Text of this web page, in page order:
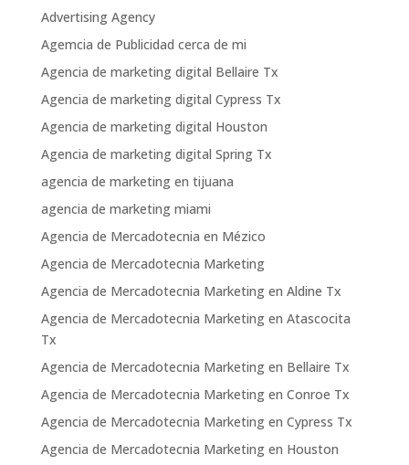
Advertising Agency
Agemcia de Publicidad cerca de mi
Agencia de marketing digital Bellaire Tx
Agencia de marketing digital Cypress Tx
Agencia de marketing digital Houston
Agencia de marketing digital Spring Tx
agencia de marketing en tijuana
agencia de marketing miami
Agencia de Mercadotecnia en Mézico
Agencia de Mercadotecnia Marketing
Agencia de Mercadotecnia Marketing en Aldine Tx
Agencia de Mercadotecnia Marketing en Atascocita
Tx
Agencia de Mercadotecnia Marketing en Bellaire Tx
Agencia de Mercadotecnia Marketing en Conroe Tx
Agencia de Mercadotecnia Marketing en Cypress Tx
Agencia de Mercadotecnia Marketing en Houston